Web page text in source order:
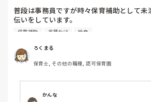
普段は事務員ですが時々保育補助として未
伝いをしています。
食事の介助をするのですが、なかなか食べ
理して食べさせるわけにはいかず、「ごち
と聞いても首を振ります。
皆さんどんな声かけをしていますか？
保育補助 言葉かけ 給食
ろくまる
保育士, その他の職種, 認可保育園
かんな